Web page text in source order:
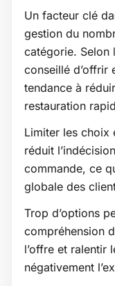
Un facteur clé
gestion du
catégorie. Selon
conseillé d’offrir
tendance à
restauration
Limiter les choix
réduit
commande, ce
globale des
Trop d’options
compréhension
l’offre et ralentir
négativement